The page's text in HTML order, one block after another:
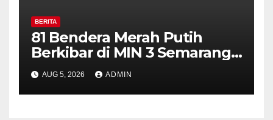
BERITA
81 Bendera Merah Putih
Berkibar di MIN 3 Semarang,
Bhabinkamtibmas Desa
Timpik Hadiri Peringatan
HUT ke-81 Kemerdekaan RI
AUG 5, 2026 ADMIN